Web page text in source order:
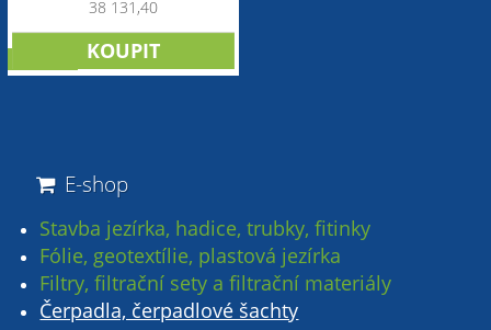
38 131,40
E-shop
Stavba jezírka, hadice, trubky, fitinky
Fólie, geotextílie, plastová jezírka
Filtry, filtrační sety a filtrační materiály
Čerpadla, čerpadlové šachty